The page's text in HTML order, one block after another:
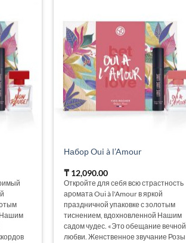
Нашим
Набор Oui à l’Amour
₸ 12,090.00
Откройте для себя всю страстность
аромата Oui à l'Amour в яркой
праздничной упаковке с золотым
тиснением, вдохновленной Нашим
садом чудес. «Это обещание вечной
любви. Женственное звучание Розы